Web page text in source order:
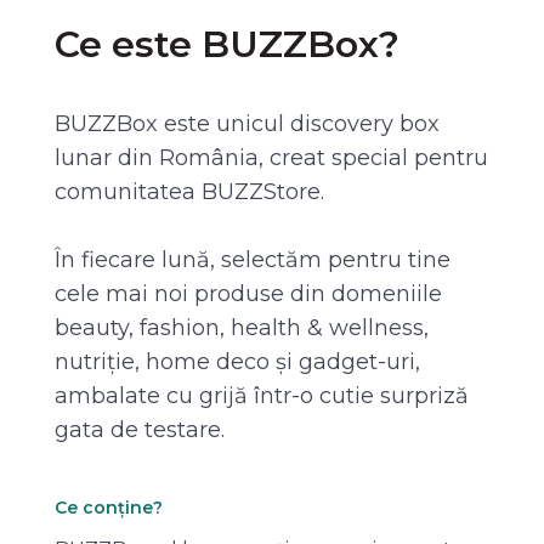
Ce este BUZZBox?
BUZZBox este unicul discovery box
lunar din România, creat special pentru
comunitatea BUZZStore.
În fiecare lună, selectăm pentru tine
cele mai noi produse din domeniile
beauty, fashion, health & wellness,
nutriție, home deco și gadget-uri,
ambalate cu grijă într-o cutie surpriză
gata de testare.
Ce conține?